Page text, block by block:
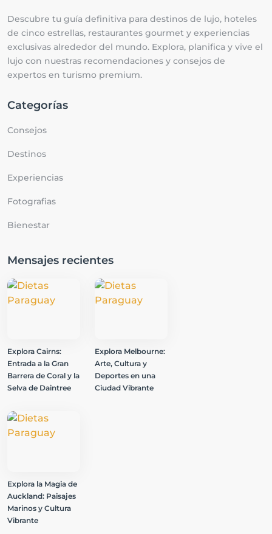
Descubre tu guía definitiva para destinos de lujo, hoteles
de cinco estrellas, restaurantes gourmet y experiencias
exclusivas alrededor del mundo. Explora, planifica y vive el
lujo con nuestras recomendaciones y consejos de
expertos en turismo premium.
Categorías
Consejos
Destinos
Experiencias
Fotografias
Bienestar
Mensajes recientes
Explora Cairns:
Entrada a la Gran
Barrera de Coral y la
Selva de Daintree
Explora Melbourne:
Arte, Cultura y
Deportes en una
Ciudad Vibrante
Explora la Magia de
Auckland: Paisajes
Marinos y Cultura
Vibrante